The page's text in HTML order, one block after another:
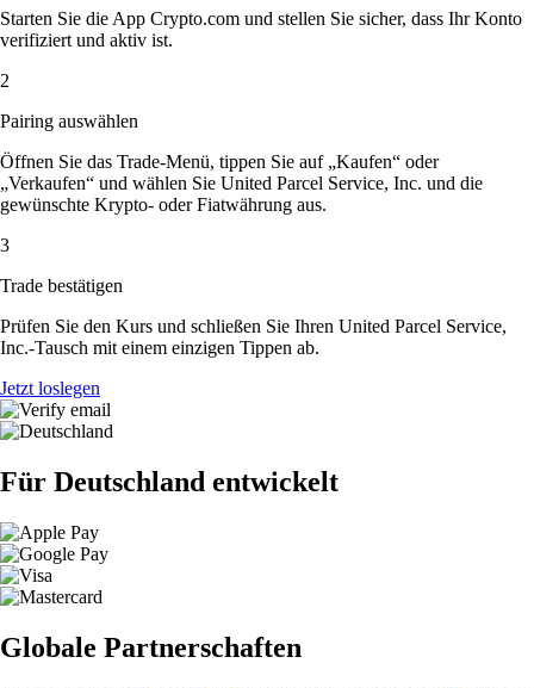
Starten Sie die App Crypto.com und stellen Sie sicher, dass Ihr Konto
verifiziert und aktiv ist.
2
Pairing auswählen
Öffnen Sie das Trade-Menü, tippen Sie auf „Kaufen“ oder
„Verkaufen“ und wählen Sie United Parcel Service, Inc. und die
gewünschte Krypto- oder Fiatwährung aus.
3
Trade bestätigen
Prüfen Sie den Kurs und schließen Sie Ihren United Parcel Service,
Inc.-Tausch mit einem einzigen Tippen ab.
Jetzt loslegen
Für Deutschland entwickelt
Globale Partnerschaften